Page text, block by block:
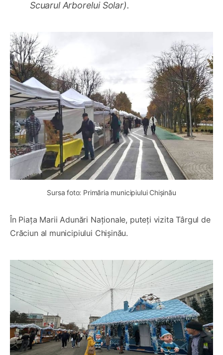
Scuarul Arborelui Solar).
Sursa foto: Primăria municipiului Chișinău
În Piața Marii Adunări Naționale, puteți vizita Târgul de
Crăciun al municipiului Chișinău.